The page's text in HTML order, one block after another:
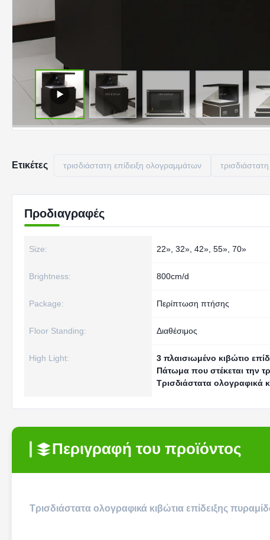
Ετικέτες τρισδιάστατη επίδειξη ολογραμμάτων
Προδιαγραφές
Size: 22», 32», 42», 55», 70»
Brightness: 800cm/d
Package: Περίπτωση πτήσης
Floor Standing: Διαθέσιμος
High Light: 3 πλαισιωμένο κιβώτιο
Πάτωμα που στέκεται την
Τρισδιάστατα ολογραφικά
Περιγραφή του προϊόντος
Τρισδιάστατα ολογραφικά κιβώτια επίδειξης